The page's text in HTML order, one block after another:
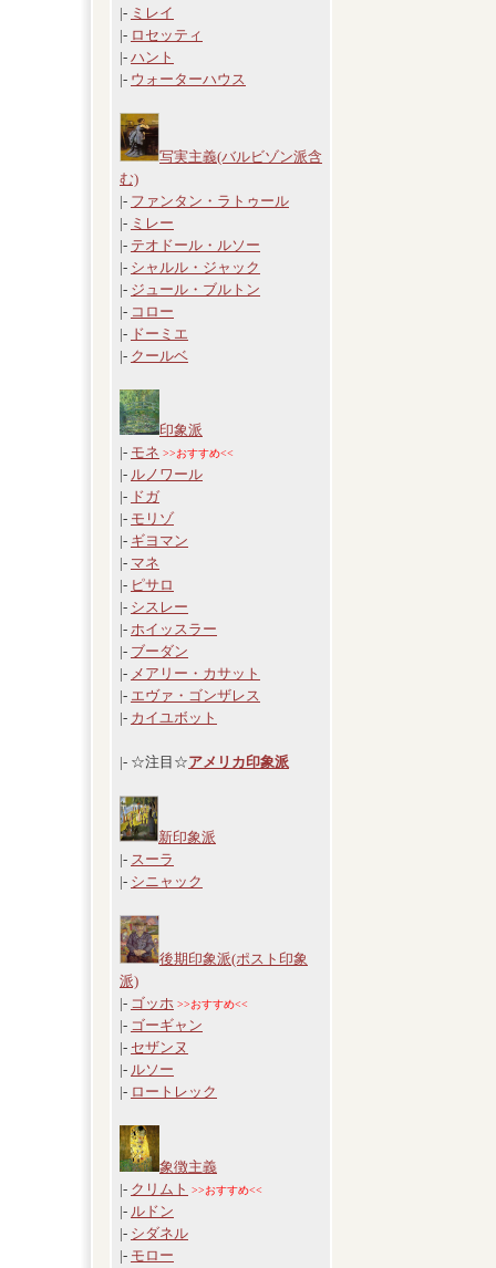
|- ミレイ
|- ロセッティ
|- ハント
|- ウォーターハウス
写実主義(バルビゾン派含
む)
|- ファンタン・ラトゥール
|- ミレー
|- テオドール・ルソー
|- シャルル・ジャック
|- ジュール・ブルトン
|- コロー
|- ドーミエ
|- クールベ
印象派
|- モネ >>おすすめ<<
|- ルノワール
|- ドガ
|- モリゾ
|- ギヨマン
|- マネ
|- ピサロ
|- シスレー
|- ホイッスラー
|- ブーダン
|- メアリー・カサット
|- エヴァ・ゴンザレス
|- カイユボット
|- ☆注目☆アメリカ印象派
新印象派
|- スーラ
|- シニャック
後期印象派(ポスト印象
派)
|- ゴッホ >>おすすめ<<
|- ゴーギャン
|- セザンヌ
|- ルソー
|- ロートレック
象徴主義
|- クリムト >>おすすめ<<
|- ルドン
|- シダネル
|- モロー